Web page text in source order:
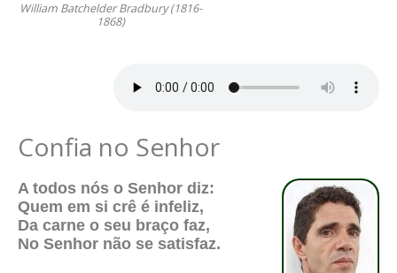
William Batchelder Bradbury (1816-
1868)
Confia no Senhor
A todos nós o Senhor diz:
Quem em si crê é infeliz,
Da carne o seu braço faz,
No Senhor não se satisfaz.